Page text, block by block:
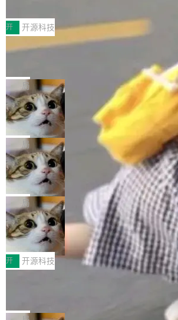
常维护操作，并完整支持 Iceberg V3 格式。
村国家自主创新示范区会议中心开幕。本届大
由中关村智联软件服务业质量创新联盟主办，
“智构可信·质创未来——AI原生时代的质量新范
式”为主题，直面AI从实验室走向规模化产业
的核心质量命题。会上，《2026智能研发生
工具选型手册》发布，Testin云测的Testin
nt智能测试系统入选AI测试领域代表产品。对
O而言，这提示了一个转变：AI测试正在从效
工具升级为企业的质量基础设施。 CIO面对
现实 过去两年，CIO们的焦虑清单上多了两
一是如何让大模型和智能体应用安全地从PoC
向生产，二是如何让测试团队跟得上AI应用...
开 开源科技
让非法状态不可表示：一篇关于 ADT
有一种东西，一旦用过就回不去了。Alex
eev 管它叫"软件设计的基石"。 他说的东西
鲜——代数数据类型（ADT），尤其是和类型
（sum type）。但他说清楚了一件事：这不
型系统的学术体操，是日常编码的思维方式
章从一个简单的例子切入。一个网站的深色
设置，如果用布尔值 + 可空字段来表示
ean 表示是否可切换，nullable 的默认模式
色方案、深色方案——会产生大量无意义的组
合。方案缺了、配置冲突了、全 null 了。要
哪些组合有效，作者说，你得靠"文档、校验
者部落知识"。 换个写法。Rust 的 enum，
变体：Switchable...
局
Cloudflare 开源内部企业 AI 平台 Clou
dflare OS
Cloudflare 发布了一个开源项目 Cloudflare O
S。如果你只看官方博客，你会觉得这是又一
个"AI 知识库 + 聊天机器人"——每个大厂都
做，没什么新鲜的。 但 Kenton Varda 在
r 上把事情说清楚了： 今天我们发布了
re OS，一个带连接器的聊天机器人，跟其他
有科技公司做的一样。只不过，实际上它不一
样。这是 Sandstorm.io 的重制版，我十年前
那个创业公司。不同的是，这次它构建在
lare Workers 上——我花了九年时间搭建的
——并且深度集成了 AI。这基本上是我十年
局
Deno 团队开源 Celld，可自托管的分
布式 Durable Objects
Ryan Dahl 领导的 Deno 团队推出了最新开
目 Celld，一个能在自己机器上运行
Workers 和 Durable Objects 的守护进程。
计思路很直接：每个对象是一个独立的
数据库，按名称寻址，复制到你自己的 S3 兼
存储库里。节点之间只通过这个存储库协调
没有控制平面，没有共识协议。每个对象自带
个小型数据库，应用天然按分片构建，单个数
库的竞争和爆炸半径问题在设计层面就被消除
了。 闲置的 cell 会休眠到几乎不占资源。当
局
鲁大师7月新机性能/流畅/AI榜：vivo夺
性能、流畅双第一，三星Galaxy Z系列
新折叠缺席
2026年7月的手机市场，由于存储等硬件成本
增，手机厂商的日子也不好过啊，新机速度明
放缓，因此硝烟味淡了许多。新机参数规格除
Fold8 / Z Flip8）外，其余要么是中低端机器
例如iQOO Z11i、REDMI Note 17、REDMI
开 开源科技
Zed 编辑器团队发布了新项目——DeltaDB，
个在 git commit 之间记录每一次编辑操作的